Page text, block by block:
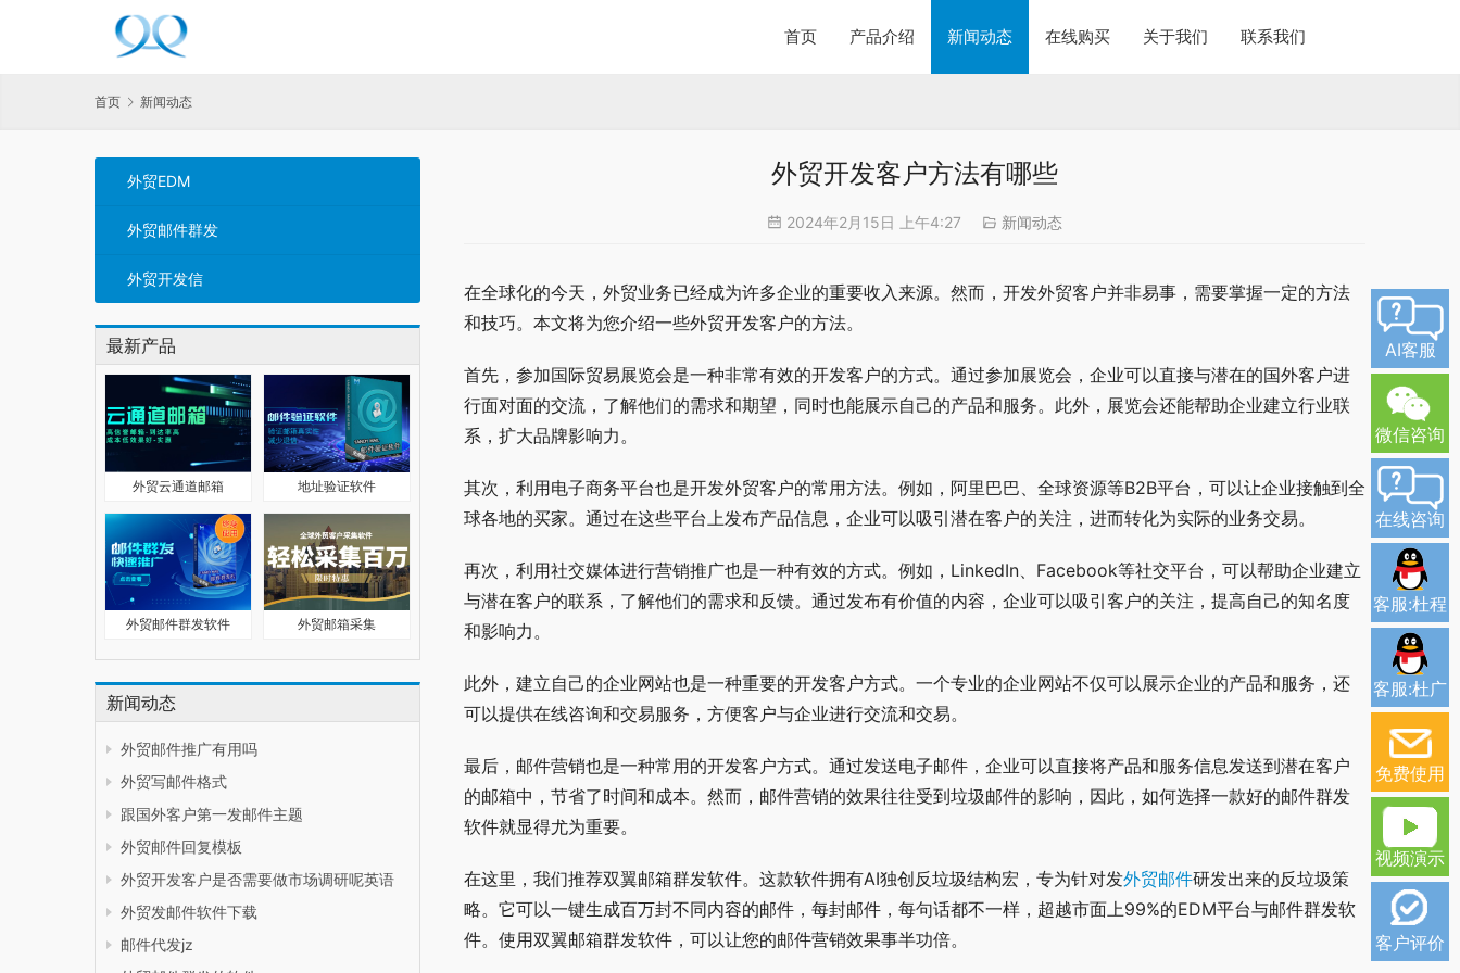
首页 产品介绍 新闻动态 在线购买 关于我们 联系我们
首页 新闻动态
外贸EDM
外贸邮件群发
外贸开发信
最新产品
外贸云通道邮箱 地址验证软件
外贸邮件群发软件 外贸邮箱采集
新闻动态
外贸邮件推广有用吗
外贸写邮件格式
跟国外客户第一发邮件主题
外贸邮件回复模板
外贸开发客户是否需要做市场调研呢英语
外贸发邮件软件下载
邮件代发jz
外贸开发客户方法有哪些
2024年2月15日 上午4:27 新闻动态
在全球化的今天，外贸业务已经成为许多企业的重要收入来源。然而，开发外贸客户并非易事，需要掌握一定的方法
和技巧。本文将为您介绍一些外贸开发客户的方法。
首先，参加国际贸易展览会是一种非常有效的开发客户的方式。通过参加展览会，企业可以直接与潜在的国外客户进
行面对面的交流，了解他们的需求和期望，同时也能展示自己的产品和服务。此外，展览会还能帮助企业建立行业联
系，扩大品牌影响力。
其次，利用电子商务平台也是开发外贸客户的常用方法。例如，阿里巴巴、全球资源等B2B平台，可以让企业接触到全
球各地的买家。通过在这些平台上发布产品信息，企业可以吸引潜在客户的关注，进而转化为实际的业务交易。
再次，利用社交媒体进行营销推广也是一种有效的方式。例如，LinkedIn、Facebook等社交平台，可以帮助企业建立
与潜在客户的联系，了解他们的需求和反馈。通过发布有价值的内容，企业可以吸引客户的关注，提高自己的知名度
和影响力。
此外，建立自己的企业网站也是一种重要的开发客户方式。一个专业的企业网站不仅可以展示企业的产品和服务，还
可以提供在线咨询和交易服务，方便客户与企业进行交流和交易。
最后，邮件营销也是一种常用的开发客户方式。通过发送电子邮件，企业可以直接将产品和服务信息发送到潜在客户
的邮箱中，节省了时间和成本。然而，邮件营销的效果往往受到垃圾邮件的影响，因此，如何选择一款好的邮件群发
软件就显得尤为重要。
在这里，我们推荐双翼邮箱群发软件。这款软件拥有AI独创反垃圾结构宏，专为针对发外贸邮件研发出来的反垃圾策
略。它可以一键生成百万封不同内容的邮件，每封邮件，每句话都不一样，超越市面上99%的EDM平台与邮件群发软
件。使用双翼邮箱群发软件，可以让您的邮件营销效果事半功倍。
AI客服
微信咨询
在线咨询
客服:杜程
客服:杜广
免费使用
视频演示
客户评价